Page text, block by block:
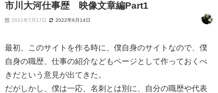
市川大河仕事歴 映像文章編Part1
2021年7月17日 2022年6月14日
最初、このサイトを作る時に、僕自身のサイトなので、僕
自身の職歴、仕事の紹介などもページとして作っておくべ
きだという意見が出てきた。
だがしかし、僕は一応、名刺とは別に、自分の職歴や代表